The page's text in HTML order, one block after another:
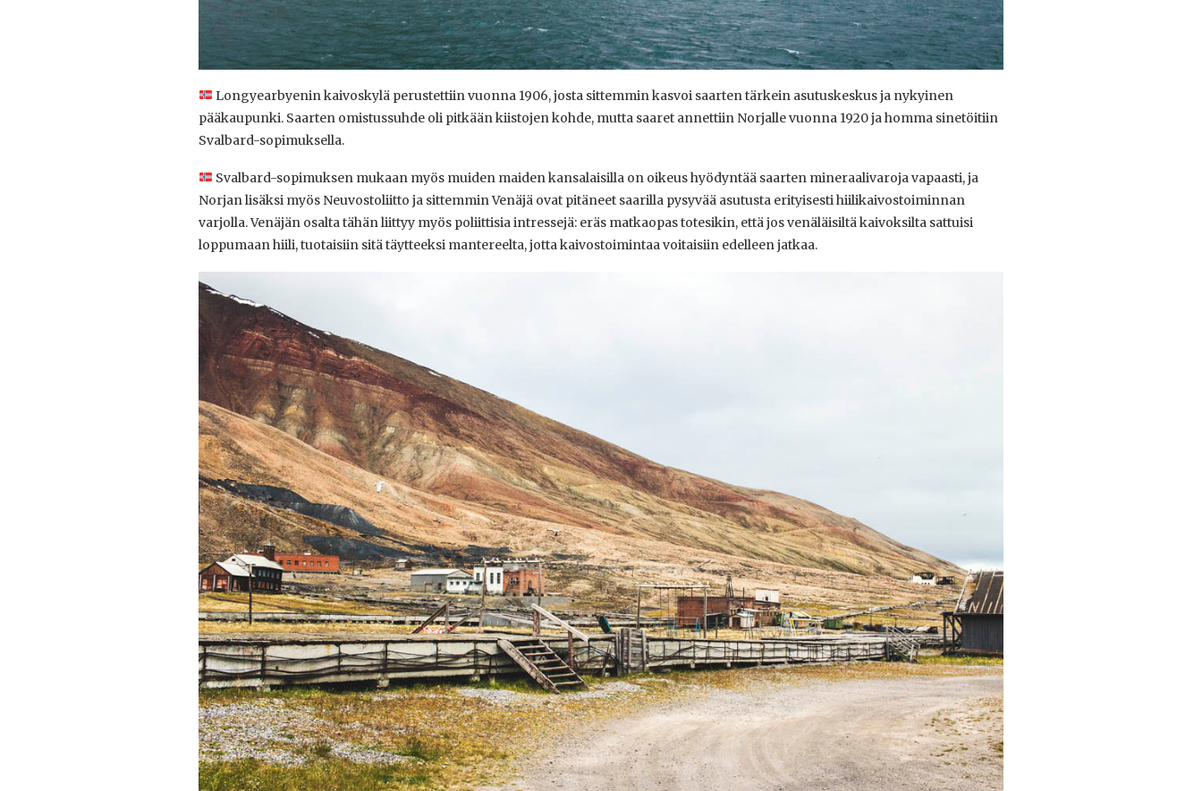
Longyearbyenin kaivoskylä perustettiin vuonna 1906, josta sittemmin kasvoi saarten tärkein asutuskeskus ja nykyinen
pääkaupunki. Saarten omistussuhde oli pitkään kiistojen kohde, mutta saaret annettiin Norjalle vuonna 1920 ja homma sinetöitiin
Svalbard-sopimuksella.
Svalbard-sopimuksen mukaan myös muiden maiden kansalaisilla on oikeus hyödyntää saarten mineraalivaroja vapaasti, ja
Norjan lisäksi myös Neuvostoliitto ja sittemmin Venäjä ovat pitäneet saarilla pysyvää asutusta erityisesti hiilikaivostoiminnan
varjolla. Venäjän osalta tähän liittyy myös poliittisia intressejä: eräs matkaopas totesikin, että jos venäläisiltä kaivoksilta sattuisi
loppumaan hiili, tuotaisiin sitä täytteeksi mantereelta, jotta kaivostoimintaa voitaisiin edelleen jatkaa.